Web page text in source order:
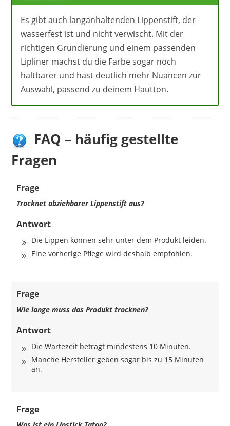
Es gibt auch langanhaltenden Lippenstift, der
wasserfest ist und nicht verwischt. Mit der
richtigen Grundierung und einem passenden
Lipliner machst du die Farbe sogar noch
haltbarer und hast deutlich mehr Nuancen zur
Auswahl, passend zu deinem Hautton.
FAQ – häufig gestellte
Fragen
Frage
Trocknet abziehbarer Lippenstift aus?
Antwort
Die Lippen können sehr unter dem Produkt leiden.
Eine vorherige Pflege wird deshalb empfohlen.
Frage
Wie lange muss das Produkt trocknen?
Antwort
Die Wartezeit beträgt mindestens 10 Minuten.
Manche Hersteller geben sogar bis zu 15 Minuten
an.
Frage